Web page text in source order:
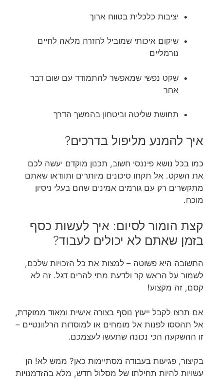
יציבות כלכלית בטווח ארוך
שיקום איכותי שמוביל לחזרה מלאה לחיים
נורמליים
שקט נפשי שמאפשר להתמודד עם שום דבר
אחר
תחושת שליטה וביטחון בהמשך הדרך
איך להמנע מליפול בדרכים?
כמו בכל נושא פיננסי חשוב, תכנון מוקדם יעשה לכם
את השקט. אל תקחו סיכונים מיותרים ותוודאו שאתם
מתקשרים רק עם גורמים אמינים שהם בעלי ניסיון
מוכח.
קצת הומור לסיום: איך לעשות כסף
בזמן שאתם לא יכולים לעבוד?
התשובה היא פשוטה – למצות את כל הזכויות שלכם,
לשמור על הראש קר ולדעת מתי להרים דגל. זה לא
קסם, זה מקצוע!
אם תרצו לקבל ייעוץ נוסף בצורה אישית ומאוד ממוקדת,
אל תהססו לפנות אל מומחים או למוסדות הרלוונטיים –
זו ההשקעה הכי נכונה שתעשו לעצמכם.
בקיצור, פגיעות בעבודה מסתיימות כאן? ממש לא! הן
עשויות להיות תחילתו של מסלול חדש, מלא בהזדמנויות